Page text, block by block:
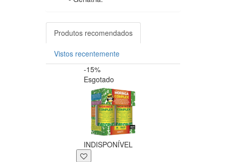
Produtos recomendados
Vistos recentemente
-15%
Esgotado
INDISPONÍVEL